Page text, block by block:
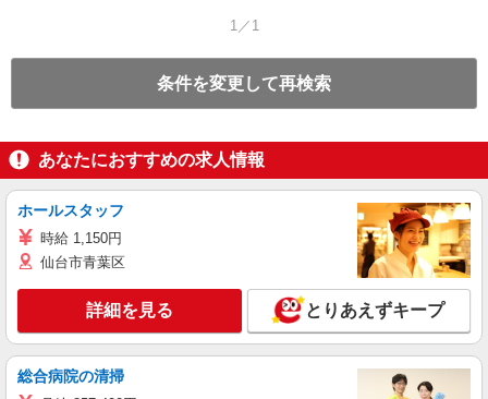
1／1
条件を変更して再検索
あなたにおすすめの求人情報
ホールスタッフ
時給 1,150円
仙台市青葉区
詳細を見る とりあえずキープ
総合病院の清掃